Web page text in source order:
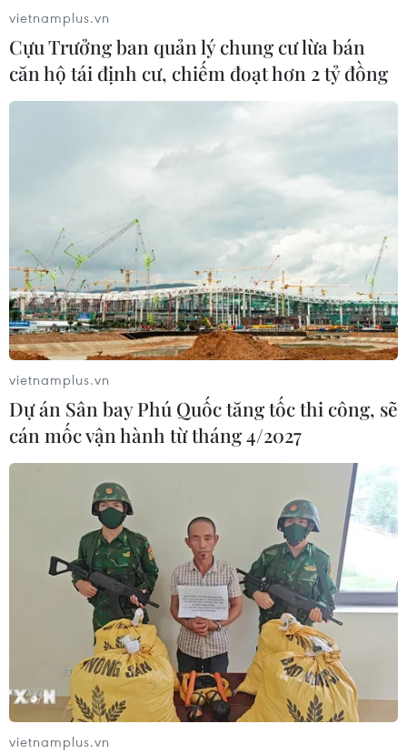
TIN CÙNG CHUYÊN MỤC
Xe tải va chạm xe máy tại Đắk Lắk
làm hai người thương vong
08/08/2026 14:58
Bí thư Thành ủy Hà Nội thúc tiến độ
hai dự án giao thông trọng điểm
Nam Thủ đô
08/08/2026 08:52
vietnamplus.vn
Cựu Trưởng ban quản lý chung cư lừa bán
căn hộ tái định cư, chiếm đoạt hơn 2 tỷ đồng
vietnamplus.vn
Dự án Sân bay Phú Quốc tăng tốc thi công, sẽ
cán mốc vận hành từ tháng 4/2027
vietnamplus.vn